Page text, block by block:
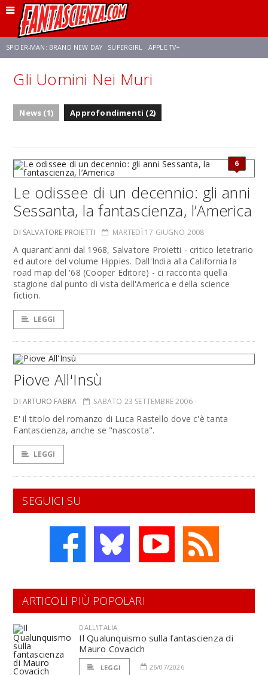
SPIDER-MAN: BRAND NEW DAY SUPERGIRL APPLE TV+
FRANCO RICCIARDIELLO ZENDAYA STAR TREK
Gli Uomini Nei Muri
News (1) Approfondimenti (2)
6
Le odissee di un decennio: gli anni
Sessanta, la fantascienza, l’America
DI SALVATORE PROIETTI MARTEDÌ 17 GIUGNO 2008
A quarant'anni dal 1968, Salvatore Proietti - critico letetrario
ed autore del volume Hippies. Dall'India alla California la
road map del '68 (Cooper Editore) - ci racconta quella
stagione dal punto di vista dell'America e della science
fiction.
LEGGI
Piove All'Insù
DI ARTURO FABRA SABATO 23 SETTEMBRE 2006
E' il titolo del romanzo di Luca Rastello dove c'è tanta
Fantascienza, anche se "nascosta".
LEGGI
SEGUICI SU
ARTICOLI PIÙ POPOLARI
DALL'ITALIA
Il Qualunquismo sulla fantascienza di
Mauro Covacich
LEGGI 26/07/2026